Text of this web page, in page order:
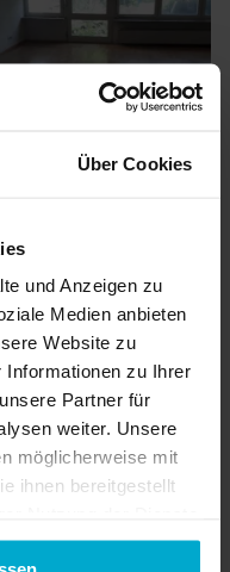
Über Cookies
und Anzeigen zu
Medien anbieten
Website zu
Informationen zu Ihrer
Partner für
weiter. Unsere
möglicherweise mit
ihnen bereitgestellt
weil in meiner
Messi Wohnung
wirklich schnell
befreit und das
der Desinfektion ist
sauber."